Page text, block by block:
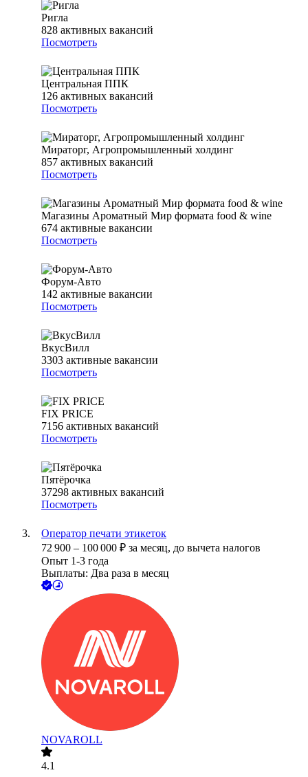
Ригла
828 активных вакансий
Посмотреть
Центральная ППК
126 активных вакансий
Посмотреть
Мираторг, Агропромышленный холдинг
857 активных вакансий
Посмотреть
Магазины Ароматный Мир формата food & wine
674 активные вакансии
Посмотреть
Форум-Авто
142 активные вакансии
Посмотреть
ВкусВилл
3303 активные вакансии
Посмотреть
FIX PRICE
7156 активных вакансий
Посмотреть
Пятёрочка
37298 активных вакансий
Посмотреть
Оператор печати этикеток
72 900 – 100 000 ₽ за месяц, до вычета налогов
Опыт 1-3 года
Выплаты: Два раза в месяц
NOVAROLL
4.1